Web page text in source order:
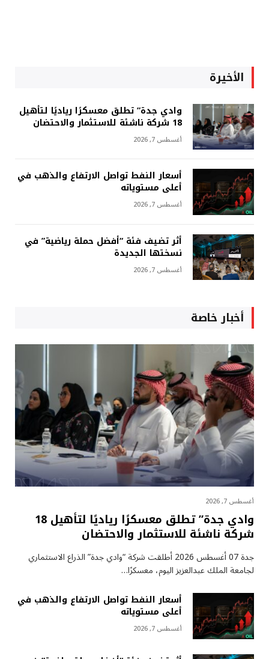
الأخيرة
وادي جدة” تطلق معسكرًا رياديًا لتأهيل
18 شركة ناشئة للاستثمار والاحتضان
أغسطس 7, 2026
أسعار النفط تواصل الارتفاع والذهب في
أعلى مستوياته
أغسطس 7, 2026
أثر تضيف فئة “أفضل حملة رياضية” في
نسختها الجديدة
أغسطس 7, 2026
أخبار خاصة
أغسطس 7, 2026
وادي جدة” تطلق معسكرًا رياديًا لتأهيل 18
شركة ناشئة للاستثمار والاحتضان
جدة 07 أغسطس 2026 أطلقت شركة “وادي جدة” الذراع الاستثماري
لجامعة الملك عبدالعزيز اليوم، معسكرًا…
أسعار النفط تواصل الارتفاع والذهب في
أعلى مستوياته
أغسطس 7, 2026